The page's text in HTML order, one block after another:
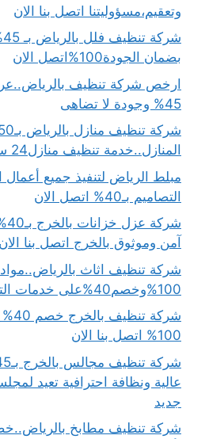
وتعقيم،مسؤوليتنا اتصل بنا الان
بضمان الجودة100%اتصل الان
ارخص شركة تنظيف
45% وجودة لا تضاهى
المنازل..خدمة تنظيف منازل24 ساعة اتصل بنا
مبلط الرياض لتنفيذ جميع أعمال
التصاميم بـ40% اتصل الان
آمن وموثوق بالخرج اتصل بنا الان
شركة تنظيف اثاث
100%وخصم40%على خدمات التنظيف والتعقيم
100% اتصل بنا الان
عالية ونظافة احترافية تعيد
جديد